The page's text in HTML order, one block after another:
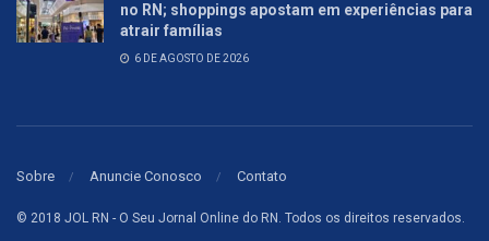
no RN; shoppings apostam em experiências para
atrair famílias
6 DE AGOSTO DE 2026
Sobre Anuncie Conosco Contato
© 2018 JOL RN - O Seu Jornal Online do RN. Todos os direitos reservados.